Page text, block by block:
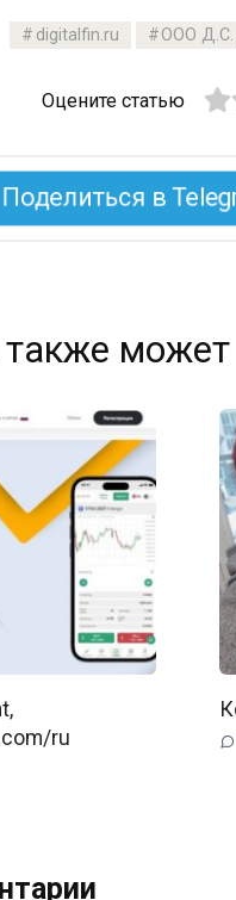
digitalfin.ru ООО Д.С.
Оцените статью
Поделиться в
может
ru